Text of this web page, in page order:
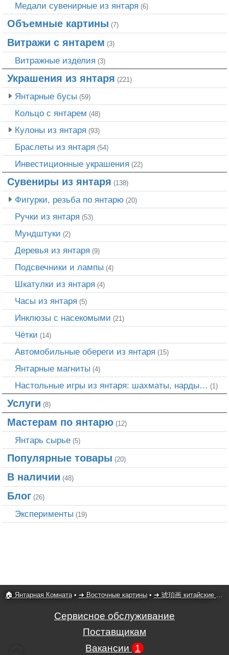
Медали сувенирные из янтаря (6)
Объемные картины (7)
Витражи с янтарем (3)
Витражные изделия (3)
Украшения из янтаря (221)
Янтарные бусы (59)
Кольцо с янтарем (48)
Кулоны из янтаря (93)
Браслеты из янтаря (54)
Инвестиционные украшения (22)
Сувениры из янтаря (138)
Фигурки, резьба по янтарю (20)
Ручки из янтаря (53)
Мундштуки (2)
Деревья из янтаря (9)
Подсвечники и лампы (4)
Шкатулки из янтаря (4)
Часы из янтаря (5)
Инклюзы с насекомыми (21)
Чётки (14)
Автомобильные обереги из янтаря (15)
Янтарные магниты (4)
Настольные игры из янтаря: шахматы, нарды… (1)
Услуги (8)
Мастерам по янтарю (12)
Янтарь сырье (5)
Популярные товары (20)
В наличии (48)
Блог (26)
Эксперименты (19)
🏠 Янтарная Комната• ➜ Восточные картины • ➜ 琥珀画 китайские картины
Сервисное обслуживание
Поставщикам
Вакансии 1